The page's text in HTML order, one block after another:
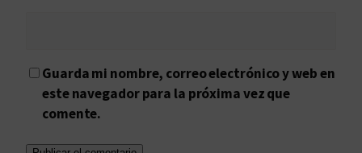
Guarda mi nombre, correo electrónico y web en
este navegador para la próxima vez que
comente.